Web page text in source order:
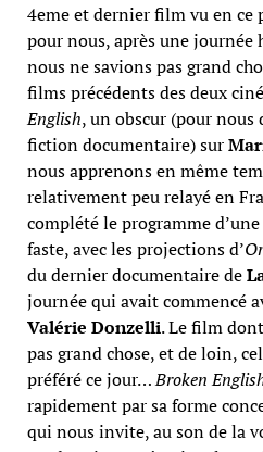
4eme et dernier film vu en ce
pour nous, après une
nous ne savions pas grand
films précédents des deux
English, un obscur (pour
fiction documentaire) sur
nous apprenons en même
relativement peu relayé en
complété le programme
faste, avec les projections d’
du dernier documentaire de
journée qui avait commencé
Valérie Donzelli. Le film
pas grand chose, et de loin,
préféré ce jour…Broken
rapidement par sa forme
qui nous invite, au son de la